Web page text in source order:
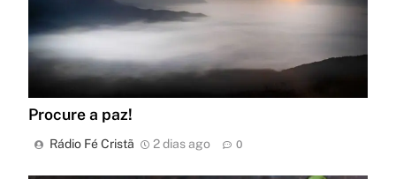
Procure a paz!
Rádio Fé Cristã 2 dias ago 0